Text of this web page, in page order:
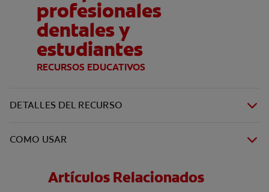
profesionales
dentales y
estudiantes
RECURSOS EDUCATIVOS
DETALLES DEL RECURSO
COMO USAR
Artículos Relacionados